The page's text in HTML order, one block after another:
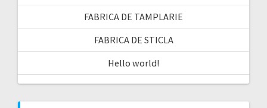
FABRICA DE TAMPLARIE
FABRICA DE STICLA
Hello world!